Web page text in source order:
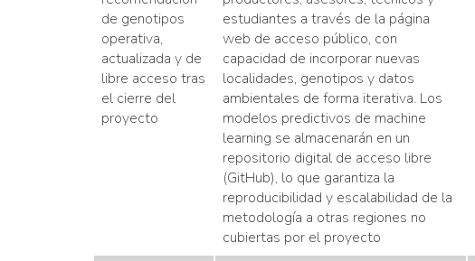
de genotipos
operativa,
actualizada y de
libre acceso tras
el cierre del
proyecto
estudiantes a través de la página
web de acceso público, con
capacidad de incorporar nuevas
localidades, genotipos y datos
ambientales de forma iterativa. Los
modelos predictivos de machine
learning se almacenarán en un
repositorio digital de acceso libre
(GitHub), lo que garantiza la
reproducibilidad y escalabilidad de la
metodología a otras regiones no
cubiertas por el proyecto